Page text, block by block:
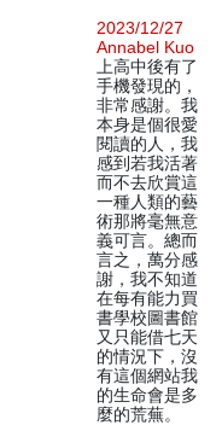
2023/12/27
Annabel Kuo
上高中後有了
手機發現的，
非常感謝。我
本身是個很愛
閱讀的人，我
感到若我活著
而不去欣賞這
一種人類的藝
術那將毫無意
義可言。總而
言之，萬分感
謝，我不知道
在每有能力買
書學校圖書館
又只能借七天
的情況下，沒
有這個網站我
的生命會是多
麼的荒蕪。